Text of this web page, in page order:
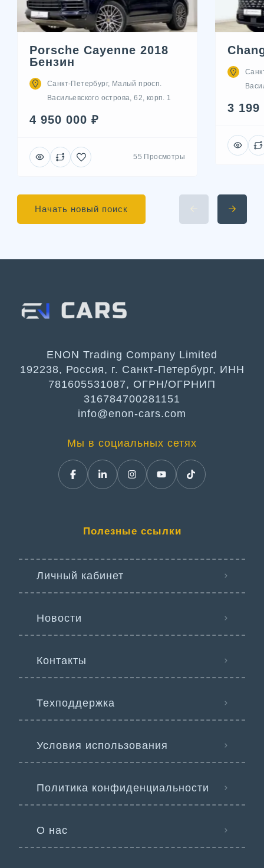
Porsche Cayenne 2018
Бензин
Санкт-Петербург, Малый просп.
Васильевского острова, 62, корп. 1
4 950 000 ₽
55 Просмотры
3 199
Начать новый поиск
ENON Trading Company Limited
192238, Россия, г. Санкт-Петербург, ИНН
781605531087, ОГРН/ОГРНИП
316784700281151
info@enon-cars.com
Мы в социальных сетях
Полезные ссылки
Личный кабинет
Новости
Контакты
Техподдержка
Условия использования
Политика конфиденциальности
О нас